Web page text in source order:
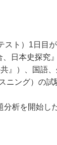
スト）1日目
日本史探究
』）、国語
ニング）の試
析を開始し